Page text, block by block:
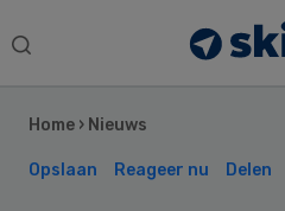
Search
Home › Nieuws
Opslaan Reageer nu Delen
Sidebar